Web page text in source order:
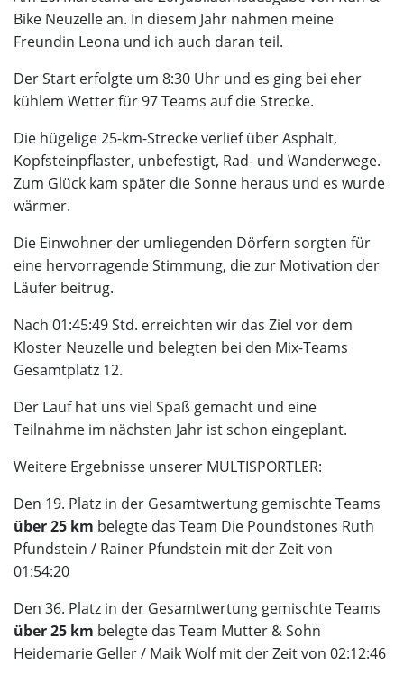
Bike Neuzelle an. In diesem Jahr nahmen meine
Freundin Leona und ich auch daran teil.
Der Start erfolgte um 8:30 Uhr und es ging bei eher
kühlem Wetter für 97 Teams auf die Strecke.
Die hügelige 25-km-Strecke verlief über Asphalt,
Kopfsteinpflaster, unbefestigt, Rad- und Wanderwege.
Zum Glück kam später die Sonne heraus und es wurde
wärmer.
Die Einwohner der umliegenden Dörfern sorgten für
eine hervorragende Stimmung, die zur Motivation der
Läufer beitrug.
Nach 01:45:49 Std. erreichten wir das Ziel vor dem
Kloster Neuzelle und belegten bei den Mix-Teams
Gesamtplatz 12.
Der Lauf hat uns viel Spaß gemacht und eine
Teilnahme im nächsten Jahr ist schon eingeplant.
Weitere Ergebnisse unserer MULTISPORTLER:
Den 19. Platz in der Gesamtwertung gemischte Teams
über 25 km belegte das Team Die Poundstones Ruth
Pfundstein / Rainer Pfundstein mit der Zeit von
01:54:20
Den 36. Platz in der Gesamtwertung gemischte Teams
über 25 km belegte das Team Mutter & Sohn
Heidemarie Geller / Maik Wolf mit der Zeit von 02:12:46